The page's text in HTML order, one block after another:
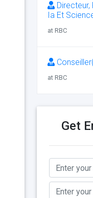
Directeur,
Ia Et
at RBC
at RBC
Get